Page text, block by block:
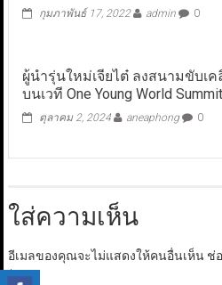
กุมภาพันธ์ 17, 2022 admin 0
ผู้นำรุ่นใหม่เจียไต๋ ลงสนามขับเ
บนเวที One Young World
ตุลาคม 2, 2024 aneaphong 0
ใส่ความเห็น
อีเมลของคุณจะไม่แสดงให้คนอื่นเห็น ช่
*